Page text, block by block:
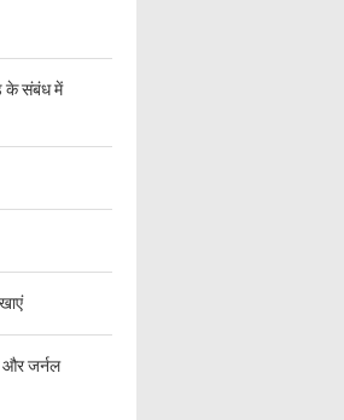
के संबंध में
और जर्नल